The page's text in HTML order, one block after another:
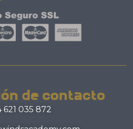
de contacto
621 035 872